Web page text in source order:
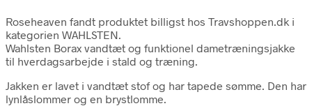
Roseheaven fandt produktet billigst hos Travshoppen.dk i
kategorien WAHLSTEN.
Wahlsten Borax vandtæt og funktionel dametræningsjakke
til hverdagsarbejde i stald og træning.
Jakken er lavet i vandtæt stof og har tapede sømme. Den har
lynlåslommer og en brystlomme.